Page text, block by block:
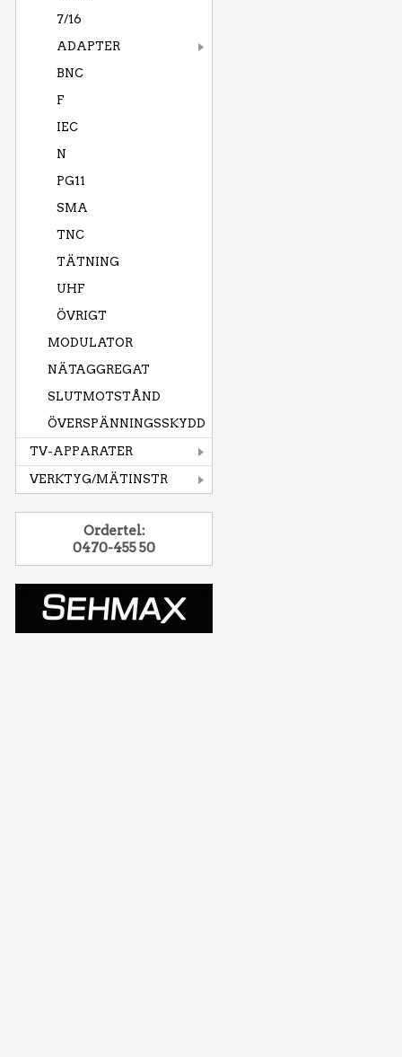
7/16
ADAPTER
BNC
F
IEC
N
PG11
SMA
TNC
TÄTNING
UHF
ÖVRIGT
MODULATOR
NÄTAGGREGAT
SLUTMOTSTÅND
ÖVERSPÄNNINGSSKYDD
TV-APPARATER
VERKTYG/MÄTINSTR
Ordertel:
0470-455 50